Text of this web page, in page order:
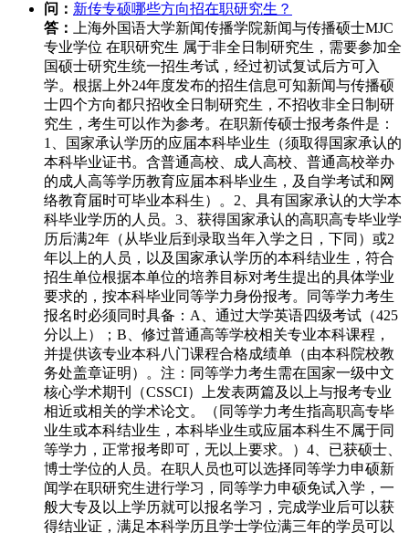
问： 新传专硕哪些方向招在职研究生？
答：
上海外国语大学新闻传播学院新闻与传播硕士MJC
专业学位 在职研究生 属于非全日制研究生，需要参加全
国硕士研究生统一招生考试，经过初试复试后方可入
学。根据上外24年度发布的招生信息可知新闻与传播硕
士四个方向都只招收全日制研究生，不招收非全日制研
究生，考生可以作为参考。在职新传硕士报考条件是：
1、国家承认学历的应届本科毕业生（须取得国家承认的
本科毕业证书。含普通高校、成人高校、普通高校举办
的成人高等学历教育应届本科毕业生，及自学考试和网
络教育届时可毕业本科生）。2、具有国家承认的大学本
科毕业学历的人员。3、获得国家承认的高职高专毕业学
历后满2年（从毕业后到录取当年入学之日，下同）或2
年以上的人员，以及国家承认学历的本科结业生，符合
招生单位根据本单位的培养目标对考生提出的具体学业
要求的，按本科毕业同等学力身份报考。同等学力考生
报名时必须同时具备：A、通过大学英语四级考试（425
分以上）；B、修过普通高等学校相关专业本科课程，
并提供该专业本科八门课程合格成绩单（由本科院校教
务处盖章证明）。注：同等学力考生需在国家一级中文
核心学术期刊（CSSCI）上发表两篇及以上与报考专业
相近或相关的学术论文。（同等学力考生指高职高专毕
业生或本科结业生，本科毕业生或应届本科生不属于同
等学力，正常报考即可，无以上要求。）4、已获硕士、
博士学位的人员。在职人员也可以选择同等学力申硕新
闻学在职研究生进行学习，同等学力申硕免试入学，一
般大专及以上学历就可以报名学习，完成学业后可以获
得结业证，满足本科学历且学士学位满三年的学员可以